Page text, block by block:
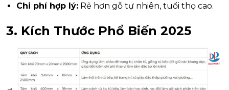
Chi phí hợp lý: Rẻ hơn gỗ tự nhiên, tuổi thọ cao.
3. Kích Thước Phổ Biến 2025